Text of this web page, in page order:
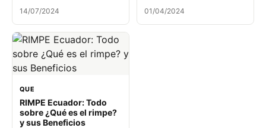
14/07/2024 01/04/2024
QUE
RIMPE Ecuador: Todo
sobre ¿Qué es el rimpe?
y sus Beneficios